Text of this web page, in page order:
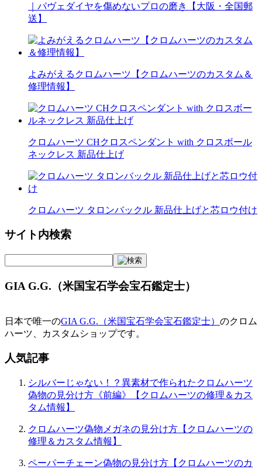
｜パヴェダイヤを傷めないプロの磨き【大阪・全国郵
送】
よみがえるクロムハーツ【クロムハーツのカスタム＆
修理情報】
クロムハーツ CHクロスペンダント with クロスボール
ネックレス 新品仕上げ
クロムハーツ タロンバックル 新品仕上げと芯ロウ付け
サイト内検索
GIA G.G.（米国宝石学会宝石鑑定士）
日本で唯一のGIA G.G.（米国宝石学会宝石鑑定士） のクロム
ハーツ、カスタムショップです。
人気記事
シルバーじゃない！？異素材で作られたクロムハーツ
偽物の見分け方《前編》【クロムハーツの修理＆カス
タム情報】
クロムハーツ偽物メガネの見分け方【クロムハーツの
修理＆カスタム情報】
ペーパーチェーン偽物の見分け方【クロムハーツのカ